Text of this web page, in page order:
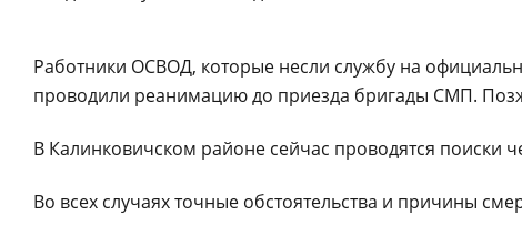
Работники ОСВОД, которые несли службу на
проводили реанимацию до приезда бригады СМП.
В Калинковичском районе сейчас проводятся поиски
Во всех случаях точные обстоятельства и причины